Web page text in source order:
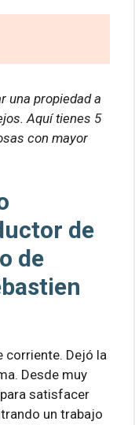
una propiedad a
Aquí tienes 5
con mayor
de
de
corriente. Dejó la
Desde muy
satisfacer
un trabajo